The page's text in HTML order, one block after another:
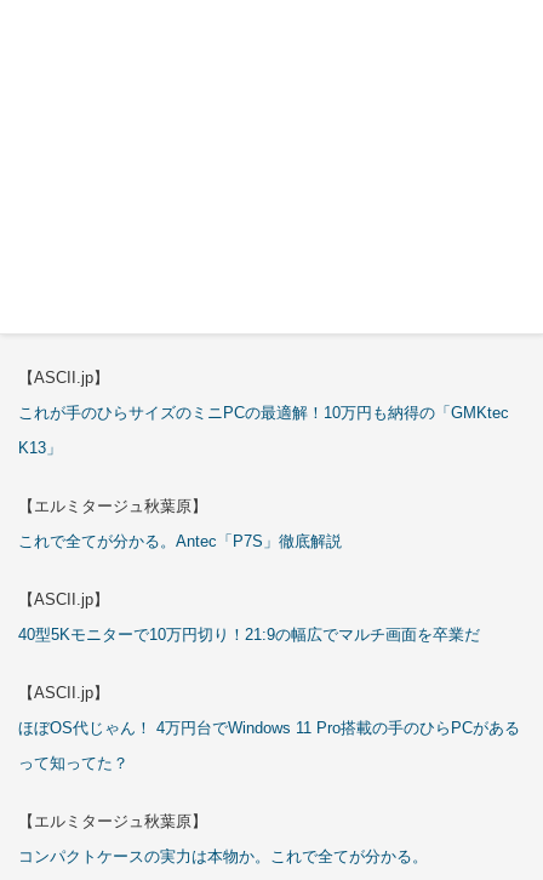
【ASCII.jp】
これが手のひらサイズのミニPCの最適解！10万円も納得の「GMKtec
K13」
【エルミタージュ秋葉原】
これで全てが分かる。Antec「P7S」徹底解説
【ASCII.jp】
40型5Kモニターで10万円切り！21:9の幅広でマルチ画面を卒業だ
【ASCII.jp】
ほぼOS代じゃん！ 4万円台でWindows 11 Pro搭載の手のひらPCがある
って知ってた？
【エルミタージュ秋葉原】
コンパクトケースの実力は本物か。これで全てが分かる。